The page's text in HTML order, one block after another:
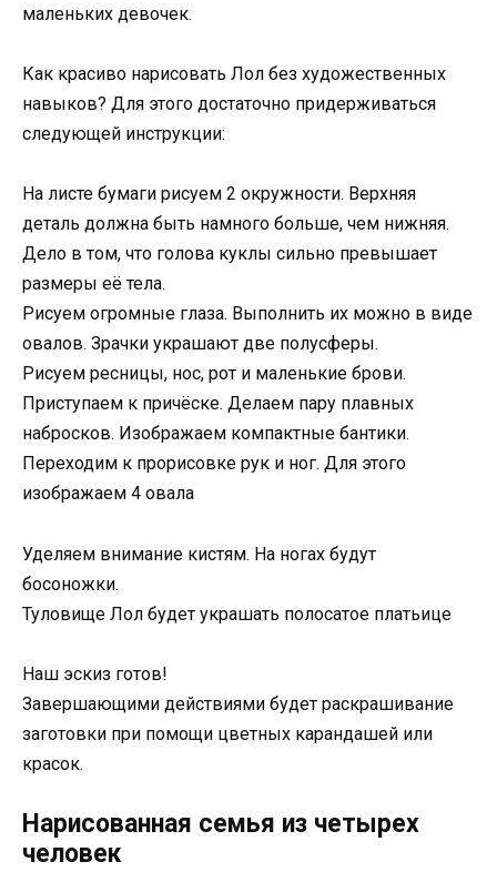
маленьких девочек.
Как красиво нарисовать Лол без художественных
навыков? Для этого достаточно придерживаться
следующей инструкции:
На листе бумаги рисуем 2 окружности. Верхняя
деталь должна быть намного больше, чем нижняя.
Дело в том, что голова куклы сильно превышает
размеры её тела.
Рисуем огромные глаза. Выполнить их можно в виде
овалов. Зрачки украшают две полусферы.
Рисуем ресницы, нос, рот и маленькие брови.
Приступаем к причёске. Делаем пару плавных
набросков. Изображаем компактные бантики.
Переходим к прорисовке рук и ног. Для этого
изображаем 4 овала
Уделяем внимание кистям. На ногах будут
босоножки.
Туловище Лол будет украшать полосатое платьице
Наш эскиз готов!
Завершающими действиями будет раскрашивание
заготовки при помощи цветных карандашей или
красок.
Нарисованная семья из четырех
человек